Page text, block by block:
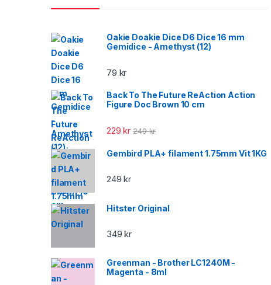
Oakie Doakie Dice D6 Dice 16 mm
Gemidice - Amethyst (12)
79 kr
Back To The Future ReAction Action
Figure Doc Brown 10 cm
229kr 249kr
Gembird PLA+ filament 1.75mm Vit 1KG
249kr
Hitster Original
349kr
Greenman - Brother LC1240M -
Magenta - 8ml